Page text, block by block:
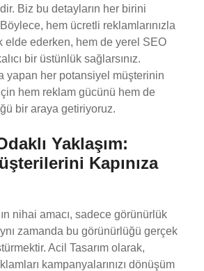
Biz bu detayların her birini
hem ücretli reklamlarınızla
elde ederken, hem de yerel SEO
bir üstünlük sağlarsınız.
yapan her potansiyel müşterinin
için hem reklam gücünü hem de
bir araya getiriyoruz.
Yaklaşım:
Kapınıza
nihai amacı, sadece görünürlük
zamanda bu görünürlüğü gerçek
Acil Tasarım olarak,
kampanyalarınızı dönüşüm